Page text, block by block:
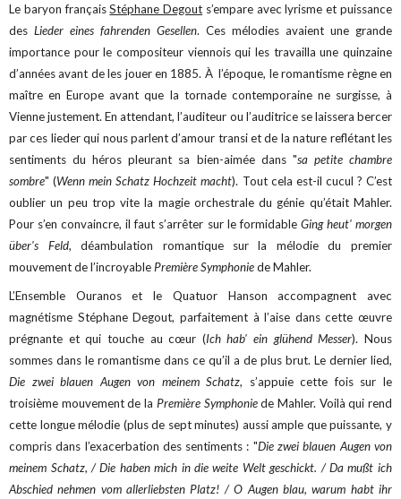
Le baryon françaisStéphane Degout s’empare avec lyrisme et puissance
desLieder eines fahrenden Gesellen. Ces mélodies avaient une grande
importance pour le compositeur viennois qui les travailla une quinzaine
d’années avant de les jouer en 1885. À l’époque, le romantisme règne en
maître en Europe avant que la tornade contemporaine ne surgisse, à
Vienne justement. En attendant, l’auditeur ou l’auditrice se laissera bercer
par ces lieder qui nous parlent d’amour transi et de la nature reflétant les
sentiments du héros pleurant sa bien-aimée dans "sa petite chambre
sombre" (Wenn mein Schatz Hochzeit macht). Tout cela est-il cucul ? C’est
oublier un peu trop vite la magie orchestrale du génie qu’était Mahler.
Pour s’en convaincre, il faut s’arrêter sur le formidable Ging heut' morgen
über's Feld, déambulation romantique sur la mélodie du premier
mouvement de l’incroyable Première Symphoniede Mahler.
L’Ensemble Ouranos et le Quatuor Hanson accompagnent avec
magnétisme Stéphane Degout, parfaitement à l’aise dans cette œuvre
prégnante et qui touche au cœur (Ich hab' ein glühend Messer). Nous
sommes dans le romantisme dans ce qu’il a de plus brut. Le dernier lied,
Die zwei blauen Augen von meinem Schatz, s’appuie cette fois sur le
troisième mouvement de la Première Symphoniede Mahler. Voilà qui rend
cette longue mélodie (plus de sept minutes) aussi ample que puissante, y
compris dans l’exacerbation des sentiments : "Die zwei blauen Augen von
meinem Schatz, / Die haben mich in die weite Welt geschickt. / Da mußt ich
Abschied nehmen vom allerliebsten Platz! / O Augen blau, warum habt ihr